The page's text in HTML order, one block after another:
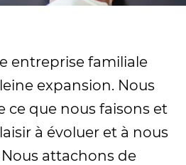
entreprise familiale
expansion. Nous
ce que nous faisons et
à évoluer et à nous
attachons de